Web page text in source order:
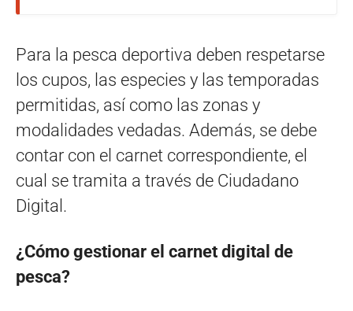
Para la pesca deportiva deben respetarse
los cupos, las especies y las temporadas
permitidas, así como las zonas y
modalidades vedadas. Además, se debe
contar con el carnet correspondiente, el
cual se tramita a través de Ciudadano
Digital.
¿Cómo gestionar el carnet digital de
pesca?